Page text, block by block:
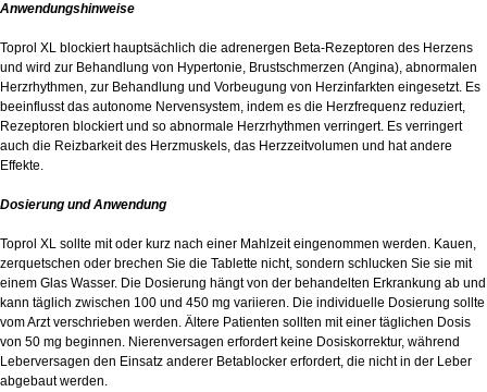
Anwendungshinweise
Toprol XL blockiert hauptsächlich die adrenergen Beta-Rezeptoren des Herzens
und wird zur Behandlung von Hypertonie, Brustschmerzen (Angina), abnormalen
Herzrhythmen, zur Behandlung und Vorbeugung von Herzinfarkten eingesetzt. Es
beeinflusst das autonome Nervensystem, indem es die Herzfrequenz reduziert,
Rezeptoren blockiert und so abnormale Herzrhythmen verringert. Es verringert
auch die Reizbarkeit des Herzmuskels, das Herzzeitvolumen und hat andere
Effekte.
Dosierung und Anwendung
Toprol XL sollte mit oder kurz nach einer Mahlzeit eingenommen werden. Kauen,
zerquetschen oder brechen Sie die Tablette nicht, sondern schlucken Sie sie mit
einem Glas Wasser. Die Dosierung hängt von der behandelten Erkrankung ab und
kann täglich zwischen 100 und 450 mg variieren. Die individuelle Dosierung sollte
vom Arzt verschrieben werden. Ältere Patienten sollten mit einer täglichen Dosis
von 50 mg beginnen. Nierenversagen erfordert keine Dosiskorrektur, während
Leberversagen den Einsatz anderer Betablocker erfordert, die nicht in der Leber
abgebaut werden.